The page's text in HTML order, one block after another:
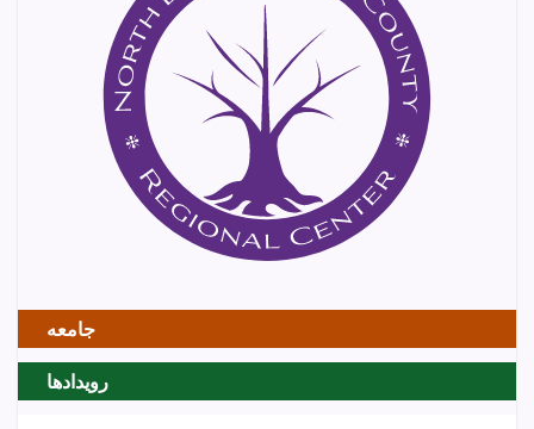
جامعه
رویدادها